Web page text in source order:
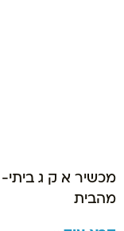
מכשיר א ק ג
מהבית